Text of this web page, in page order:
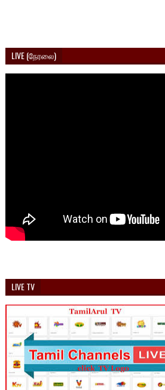
LIVE (நேரலை)
LIVE TV